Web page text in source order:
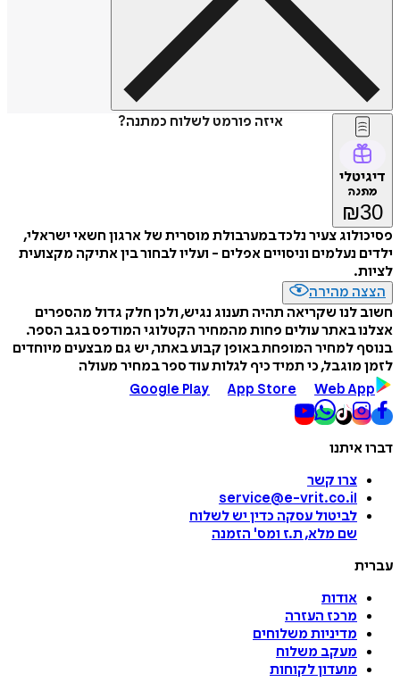
איזה פורמט לשלוח כמתנה?
דיגיטלי
מתנה
₪30
פסיכולוג צעיר נלכד במערבולת מוסרית של ארגון חשאי ישראלי,
ילדים נעלמים וניסויים אפלים - ועליו לבחור בין אתיקה מקצועית
לציות.
הצצה מהירה
חשוב לנו שקריאה תהיה תענוג נגיש, ולכן חלק גדול מהספרים
אצלנו באתר עולים פחות מהמחיר הקטלוגי המודפס בגב הספר.
בנוסף למחיר המופחת באופן קבוע באתר, יש גם מבצעים מיוחדים
לזמן מוגבל, כי תמיד כיף לגלות עוד ספר במחיר מעולה
Google Play
App Store Web App
דברו איתנו
צרו קשר
service@e-vrit.co.il
לביטול עסקה כדין יש לשלוח
שם מלא, ת.ז ומס' הזמנה
עברית
אודות
מרכז העזרה
מדיניות משלוחים
מעקב משלוח
מועדון לקוחות